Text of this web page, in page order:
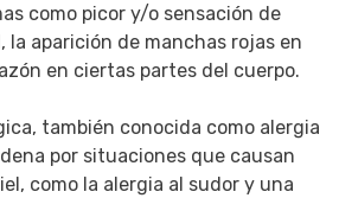
como picor y/o sensación de
la aparición de manchas rojas en
en ciertas partes del cuerpo.
también conocida como alergia
por situaciones que causan
como la alergia al sudor y una